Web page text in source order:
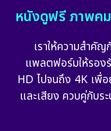
หนังดูฟรี ภาพค
เราให้ความสำคั
แพลตฟอร์มให้รอง
HD ไปจนถึง 4K เพื่
และเสียง ควบคู่กับร